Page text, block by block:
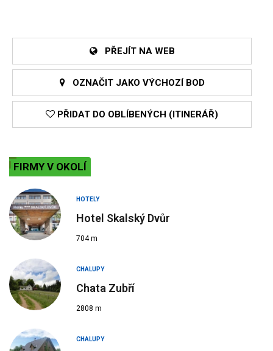
PŘEJÍT NA WEB
OZNAČIT JAKO VÝCHOZÍ BOD
PŘIDAT DO OBLÍBENÝCH (ITINERÁŘ)
FIRMY V OKOLÍ
HOTELY
Hotel Skalský Dvůr
704 m
CHALUPY
Chata Zubří
2808 m
CHALUPY